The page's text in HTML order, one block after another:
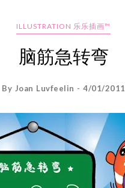
ILLUSTRATION 乐乐插画™
脑筋急转弯
By Joan Luvfeelin - 4/01/2011